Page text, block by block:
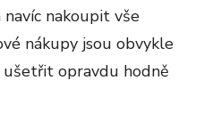
nakoupit vše
nákupy jsou obvykle
ušetřit opravdu hodně